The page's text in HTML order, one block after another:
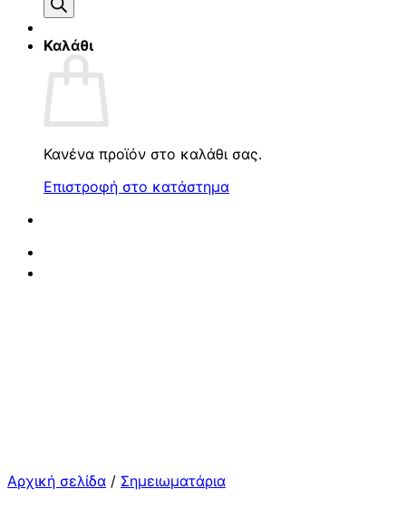
Καλάθι
Κανένα προϊόν στο καλάθι σας.
Επιστροφή στο κατάστημα
Αρχική σελίδα / Σημειωματάρια